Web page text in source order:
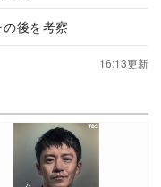
後を考察
16:13更新